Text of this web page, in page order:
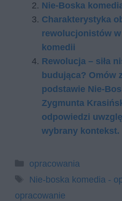
Nie-Boska
Charakterystyka
rewolucjonistów
komedii
Rewolucja – siła
budująca? Omów
podstawie Nie-
Zygmunta
odpowiedzi
wybrany kontekst.
Kategorie
opracowania
Tagi
Nie-boska komedia -
opracowanie